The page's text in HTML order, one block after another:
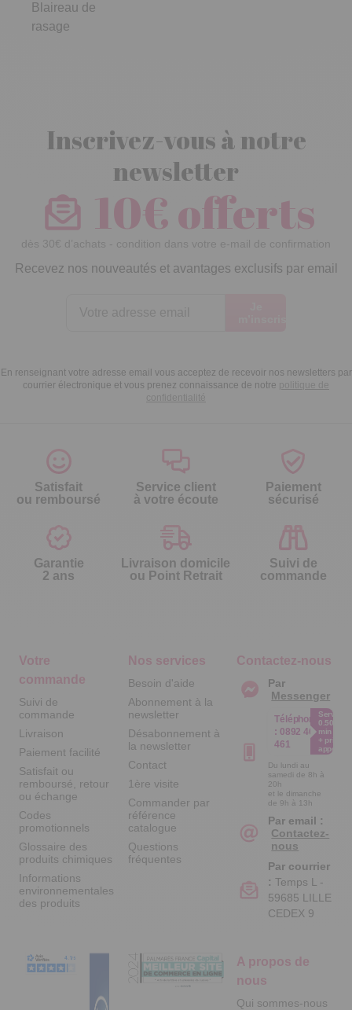
Blaireau de
rasage
Inscrivez-vous à notre
newsletter
10€ offerts
dès 30€ d’achats - condition dans votre e-mail de confirmation
Recevez nos nouveautés et avantages exclusifs par email
En renseignant votre adresse email vous acceptez de recevoir nos newsletters par
courrier électronique et vous prenez connaissance de notre politique de
confidentialité
Satisfait
ou remboursé
Service client
à votre écoute
Paiement
sécurisé
Garantie
2 ans
Livraison domicile
ou Point Retrait
Suivi de
commande
Votre
commande
Suivi de
commande
Livraison
Paiement facilité
Satisfait ou
remboursé, retour
ou échange
Codes
promotionnels
Glossaire des
produits chimiques
Informations
environnementales
des produits
Nos services
Besoin d'aide
Abonnement à la
newsletter
Désabonnement à
la newsletter
Contact
1ère visite
Commander par
référence
catalogue
Questions
fréquentes
A propos de
nous
Qui sommes-nous
Contactez-nous
Par
Messenger
Téléphone
: 0892 461
461
Service
0.50€ /
min
+ prix
appel
Du lundi au
samedi de 8h à
20h
et le dimanche
de 9h à 13h
Par email :
Contactez-
nous
Par courrier
: Temps L -
59685 LILLE
CEDEX 9